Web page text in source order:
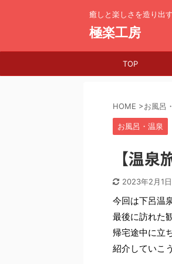
癒しと楽しさを造り出す
極楽工房
TOP
HOME >お風呂
お風呂・温泉
【温
2023年2月1日
今回は下呂温
最後に訪れた
帰宅途中に立
紹介していこ